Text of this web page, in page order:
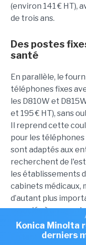
Philips lance un
Snom enrichit
(environ 141 € HT),
de trois ans.
Des postes
santé
En parallèle, le
téléphones fixes
les D810W et
et 195 € HT), sans
Il reprend cette
pour les téléphones
sont adaptés aux
recherchent de
les établissements
cabinets médicaux,
d’autant plus
associés à un
En tant qu'appareil
Konica Minolta
derniers